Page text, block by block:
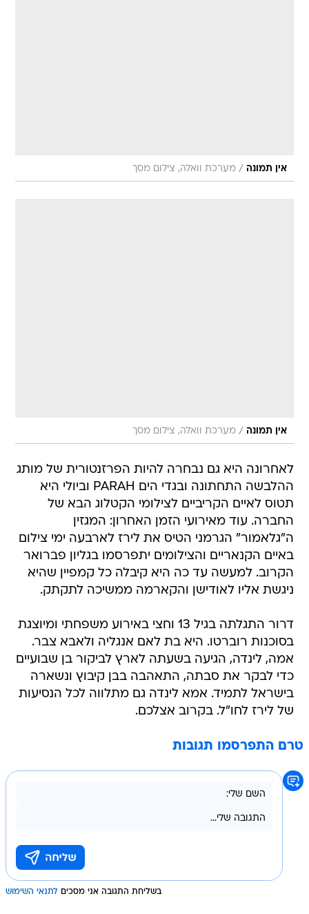
אין תמונה / מערכת וואלה, צילום מסך
אין תמונה / מערכת וואלה, צילום מסך
לאחרונה היא גם נבחרה להיות הפרזנטורית של מותג
ההלבשה התחתונה ובגדי הים PARAH וביולי היא
תטוס לאיים הקריביים לצילומי הקטלוג הבא של
החברה. עוד מאירועי הזמן האחרון: המגזין
ה"גלאמור" הגרמני הטיס את לירז לארבעה ימי צילום
באיים הקנאריים והצילומים יתפרסמו בגליון פברואר
הקרוב. למעשה עד כה היא קיבלה כל קמפיין שהיא
ניגשת אליו לאודישן והקארמה ממשיכה לתקתק.
דרור התגלתה בגיל 13 וחצי באירוע משפחתי ומיוצגת
בסוכנות רוברטו. היא בת לאם אנגליה ולאבא צבר.
אמה, לינדה, הגיעה בשעתה לארץ לביקור בן שבועיים
כדי לבקר את סבתה, התאהבה בבן קיבוץ ונשארה
בישראל לתמיד. אמא לינדה גם מתלווה לכל הנסיעות
של לירז לחו"ל. בקרוב אצלכם.
טרם התפרסמו תגובות
בשליחת התגובה אני מסכים לתנאי השימוש